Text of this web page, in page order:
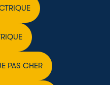
PAS CHER